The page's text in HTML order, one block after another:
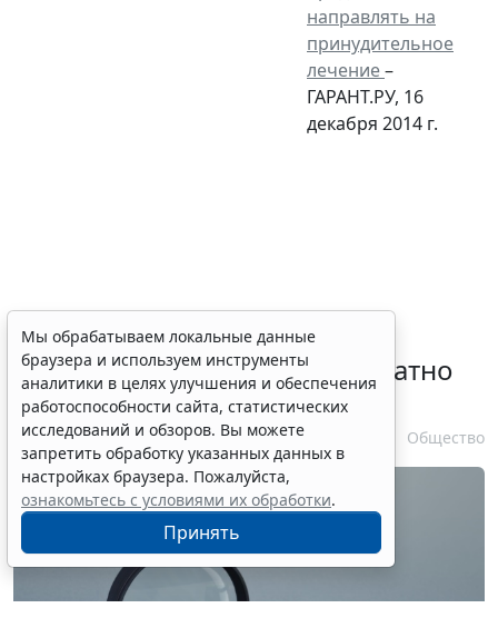
направлять на
принудительное
лечение–
ГАРАНТ.РУ, 16
декабря 2014 г.
Временное удостоверение
личности оформляется бесплатно
при утрате паспорта
7 августа 2026 17:55 Общество
Мы обрабатываем локальные данные
браузера и используем инструменты
аналитики в целях улучшения и обеспечения
работоспособности сайта, статистических
исследований и обзоров. Вы можете
запретить обработку указанных данных в
настройках браузера. Пожалуйста,
ознакомьтесь с условиями их обработки.
Принять